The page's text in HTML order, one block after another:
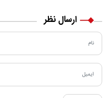
ارسال نظر